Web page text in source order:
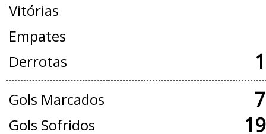
Vitórias
Empates
Derrotas
Gols Marcados
Gols Sofridos